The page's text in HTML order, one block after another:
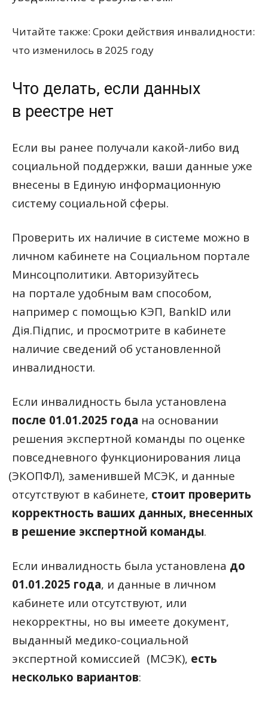
Читайте также: Сроки действия инвалидности:
что изменилось в 2025 году
Что делать, если данных
в реестре нет
Если вы ранее получали какой-либо вид
социальной поддержки, ваши данные уже
внесены в Единую информационную
систему социальной сферы.
Проверить их наличие в системе можно в
личном кабинете на Социальном портале
Минсоцполитики. Авторизуйтесь
на портале удобным вам способом,
например с помощью КЭП, BankID или
Дія.Підпис, и просмотрите в кабинете
наличие сведений об установленной
инвалидности.
Если инвалидность была установлена
после 01.01.2025 года на основании
решения экспертной команды по оценке
повседневного функционирования лица
(ЭКОПФЛ), заменившей МСЭК, и данные
отсутствуют в кабинете, стоит проверить
корректность ваших данных, внесенных
в решение экспертной команды.
Если инвалидность была установлена до
01.01.2025 года, и данные в личном
кабинете или отсутствуют, или
некорректны, но вы имеете документ,
выданный медико-социальной
экспертной комиссией (МСЭК), есть
несколько вариантов: